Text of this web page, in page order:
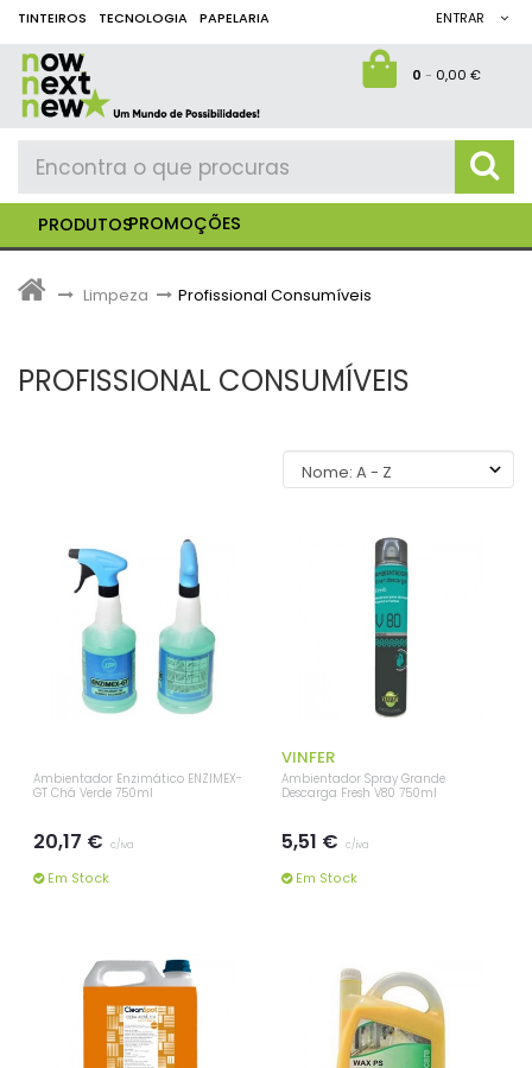
TINTEIROS TECNOLOGIA PAPELARIA ENTRAR
0- 0,00 €
PRODUTOSPROMOÇÕES
> Limpeza > Profissional Consumíveis
PROFISSIONAL CONSUMÍVEIS
Ambientador Enzimático ENZIMEX-
GT Chá Verde 750ml
20,17 € c/iva
Em Stock
VINFER
Ambientador Spray Grande
Descarga Fresh V80 750ml
5,51 € c/iva
Em Stock